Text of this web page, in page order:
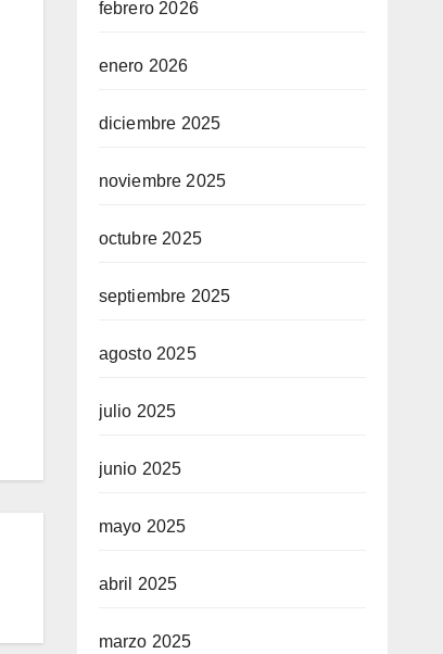
febrero 2026
enero 2026
diciembre 2025
noviembre 2025
octubre 2025
septiembre 2025
agosto 2025
julio 2025
junio 2025
mayo 2025
abril 2025
marzo 2025